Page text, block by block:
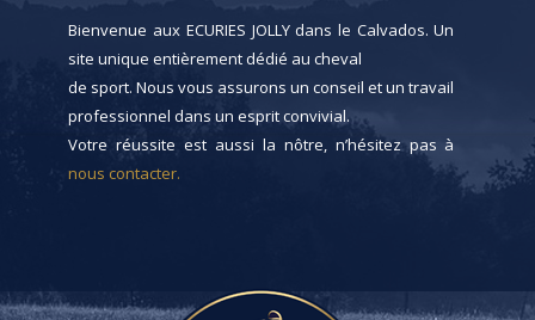
Bienvenue aux ECURIES JOLLY dans le Calvados. Un
site unique entièrement dédié au cheval
de sport. Nous vous assurons un conseil et un travail
professionnel dans un esprit convivial.
Votre réussite est aussi la nôtre, n’hésitez pas à
nous contacter.